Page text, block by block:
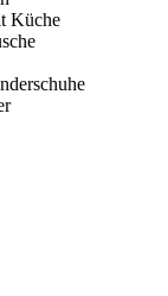
Küche